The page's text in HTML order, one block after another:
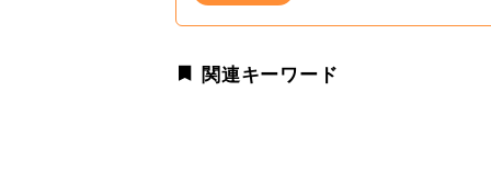
関連キーワード